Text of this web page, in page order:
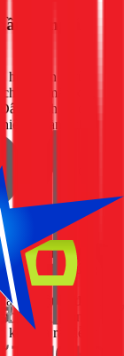
lặng ăn
diễn ra từ
ngả màu xỉn,
chính là lớp
rõ ràng cho
hóa?
khí tại
phản ứng
khác.
một số đơn
mỏng, không
kém và rất dễ bị